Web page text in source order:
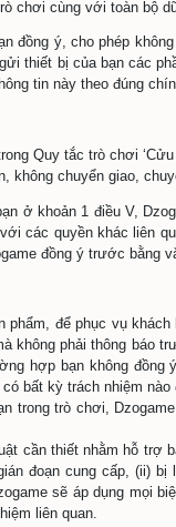
có nội dung
có nội dung liên
có nội dung phá
có thể khiến
ám chỉ hoặc có
đi ngược lại
Dzogame và
chơi thông qua
hợp này, bên thứ
để tránh trường
khẩu tài khoản
biện pháp hợp lý
bạn, bạn có thể:
khẩu.